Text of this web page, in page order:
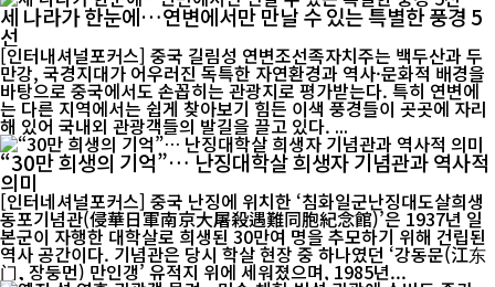
세 나라가 한눈에…연변에서만 만날 수 있는 특별한 풍경 5
선
[인터내셔널포커스] 중국 길림성 연변조선족자치주는 백두산과 두
만강, 국경지대가 어우러진 독특한 자연환경과 역사·문화적 배경을
바탕으로 중국에서도 손꼽히는 관광지로 평가받는다. 특히 연변에
는 다른 지역에서는 쉽게 찾아보기 힘든 이색 풍경들이 곳곳에 자리
해 있어 국내외 관광객들의 발길을 끌고 있다. ...
“30만 희생의 기억”… 난징대학살 희생자 기념관과 역사적
의미
[인터네셔널포커스] 중국 난징에 위치한 ‘침화일군난징대도살희생
동포기념관(侵華日軍南京大屠殺遇難同胞紀念館)’은 1937년 일
본군이 자행한 대학살로 희생된 30만여 명을 추모하기 위해 건립된
역사 공간이다. 기념관은 당시 학살 현장 중 하나였던 ‘강동문(江东
门, 장둥먼) 만인갱’ 유적지 위에 세워졌으며, 1985년...